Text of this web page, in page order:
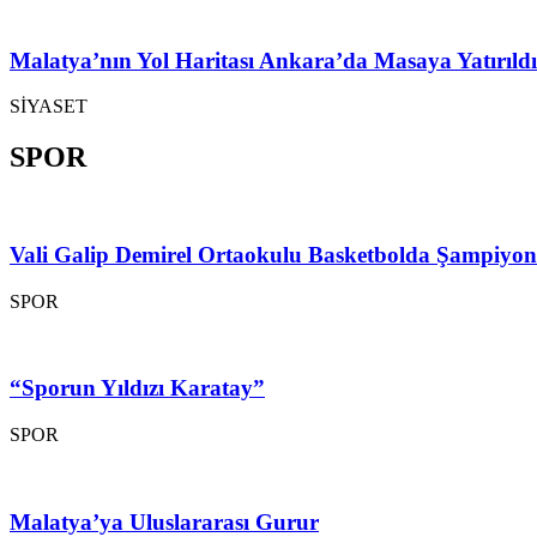
Malatya’nın Yol Haritası Ankara’da Masaya Yatırıldı
SİYASET
SPOR
Vali Galip Demirel Ortaokulu Basketbolda
SPOR
“Sporun Yıldızı Karatay”
SPOR
Malatya’ya Uluslararası Gurur